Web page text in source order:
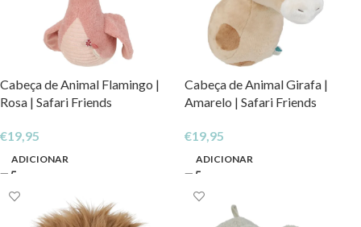
Cabeça de Animal Flamingo |
Rosa | Safari Friends
€19,95
ADICIONAR
Cabeça de Animal Girafa |
Amarelo | Safari Friends
€19,95
ADICIONAR